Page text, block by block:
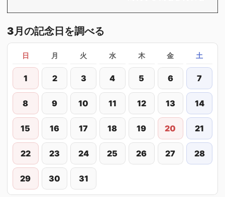
3月の記念日を調べる
日 月 火 水 木 金 土
1 2 3 4 5 6 7
8 9 10 11 12 13 14
15 16 17 18 19 20 21
22 23 24 25 26 27 28
29 30 31